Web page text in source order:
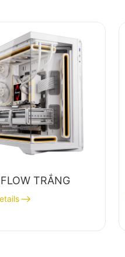
TRẮNG